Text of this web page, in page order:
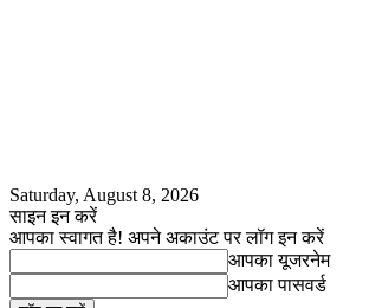
Saturday, August 8, 2026
साइन इन करें
आपका स्वागत है! अपने अकाउंट पर लॉग इन करें
आपका यूजरनेम
आपका पासवर्ड